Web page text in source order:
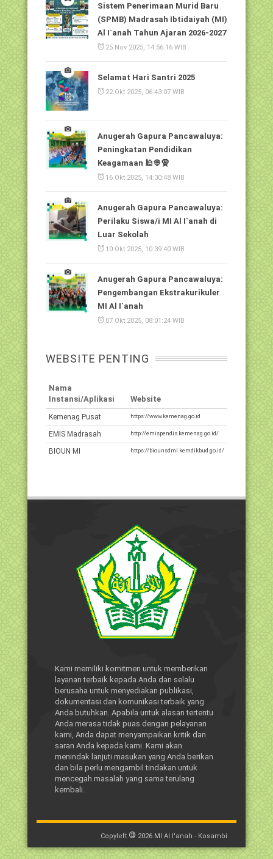
Sistem Penerimaan Murid Baru
(SPMB) Madrasah Ibtidaiyah (MI)
Al I`anah Tahun Ajaran 2026-2027
25 Nov 2025, 14:56:16 WIB
Selamat Hari Santri 2025
22 Okt 2025, 06:43:07 WIB
Anugerah Gapura Pancawaluya:
Peningkatan Pendidikan
Keagamaan 🕌👳🧕
16 Okt 2025, 14:30:48 WIB
Anugerah Gapura Pancawaluya:
Perilaku Siswa/i MI Al I`anah di
Luar Sekolah
10 Okt 2025, 10:39:40 WIB
Anugerah Gapura Pancawaluya:
Pengembangan Ekstrakurikuler
MI Al I`anah
07 Okt 2025, 08:01:24 WIB
WEBSITE PENTING
Nama
Instansi/Aplikasi
Website
Kemenag Pusat https://www.kemenag.go.id
EMIS Madrasah http://emispendis.kemenag.go.id/
BIOUN MI https://biounsdmi.kemdikbud.go.id/
Kami memiliki komitmen untuk memberikan
layanan terbaik kepada Anda dan selalu
berusaha untuk menyediakan publikasi,
dokumentasi dan komunikasi terbaik yang
Anda butuhkan. Apabila untuk alasan tertentu
Anda merasa tidak puas dengan pelayanan
kami, Anda dapat menyampaikan kritik dan
saran Anda kepada kami. Kami akan
menindak lanjuti masukan yang Anda berikan
dan bila perlu mengambil tindakan untuk
mencegah masalah yang sama terulang
kembali.
Copyleft © 2026 MI Al I'anah - Kosambi